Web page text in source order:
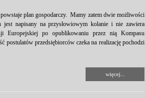
plan gospodarczy. Mamy zatem dwie możliwości
napisany na przysłowiowym kolanie i nie zawiera
Europejskiej po opublikowaniu przez nią Kompasu
przedsiębiorców czeka na realizację pochodzi
więcej...